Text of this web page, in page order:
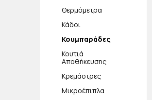
Θερμόμετρα
Κάδοι
Κουμπαράδες
Κουτιά
Αποθήκευσης
Κρεμάστρες
Μικροέπιπλα